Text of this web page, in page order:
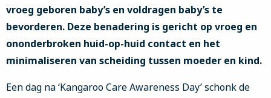
vroeg geboren baby’s en voldragen baby’s te
bevorderen. Deze benadering is gericht op vroeg en
ononderbroken huid-op-huid contact en het
minimaliseren van scheiding tussen moeder en kind.
Een dag na ‘Kangaroo Care Awareness Day’ schonk de